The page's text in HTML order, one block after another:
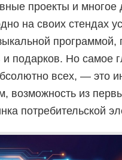
проекты и многое
на своих стендах
программой,
подарков. Но самое
всех, — это
возможность из
потребительской